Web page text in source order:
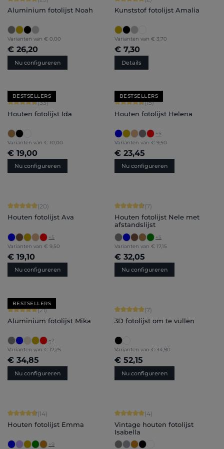
Aluminium fotolijst Noah
Varianten van € 0,00
€ 26,20
Nu configureren
Kunststof fotolijst Amalia
Varianten van € 3,70
€ 7,30
Details
BESTSELLERS
Gemiddelde waardering van 4.79 van 5 sterren
(33)
Houten fotolijst Ida
Varianten van € 10,00
€ 19,00
Nu configureren
BESTSELLERS
Gemiddelde waardering van 4.8 van
(15)
Houten fotolijst Helena
+5
Varianten van € 9,50
€ 23,45
Nu configureren
Gemiddelde waardering van 4.9 van 5 sterren
(20)
Houten fotolijst Ava
+5
Varianten van € 9,50
€ 19,10
Nu configureren
Gemiddelde waardering van 4.71
(7)
Houten fotolijst Nele met
afstandslijst
+5
Varianten van € 17,15
€ 32,05
Nu configureren
BESTSELLERS
Gemiddelde waardering van 5 van 5 sterren
(21)
Aluminium fotolijst Mika
+2
Varianten van € 17,25
€ 34,85
Nu configureren
Gemiddelde waardering van 5 van 5
(7)
3D fotolijst om te vullen
Varianten van € 34,90
€ 52,15
Nu configureren
Gemiddelde waardering van 4.86 van 5 sterren
(14)
Houten fotolijst Emma
+9
Gemiddelde waardering van 5 van 5
(4)
Vintage houten fotolijst
Isabella